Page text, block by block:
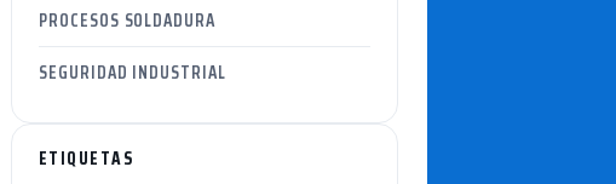
PROCESOS SOLDADURA
SEGURIDAD INDUSTRIAL
ETIQUETAS